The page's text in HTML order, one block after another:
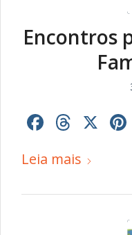
Encontros
X
Leia mais